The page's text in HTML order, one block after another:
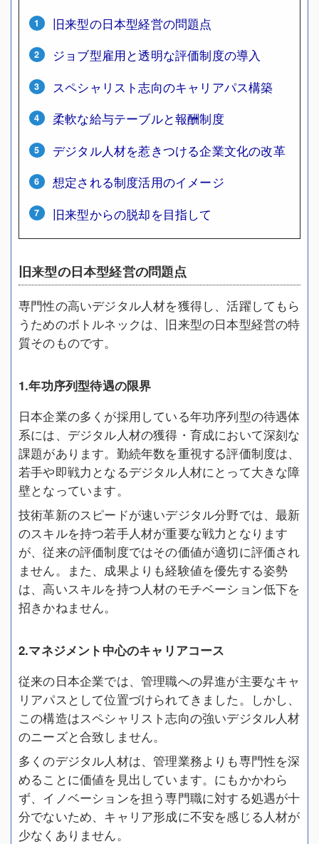
旧来型の日本型経営の問題点
ジョブ型雇用と透明な評価制度の導入
スペシャリスト志向のキャリアパス構築
柔軟な給与テーブルと報酬制度
デジタル人材を惹きつける企業文化の改革
想定される制度活用のイメージ
旧来型からの脱却を目指して
旧来型の日本型経営の問題点
専門性の高いデジタル人材を獲得し、活躍してもら
うためのボトルネックは、旧来型の日本型経営の特
質そのものです。
1.年功序列型待遇の限界
日本企業の多くが採用している年功序列型の待遇体
系には、デジタル人材の獲得・育成において深刻な
課題があります。勤続年数を重視する評価制度は、
若手や即戦力となるデジタル人材にとって大きな障
壁となっています。
技術革新のスピードが速いデジタル分野では、最新
のスキルを持つ若手人材が重要な戦力となります
が、従来の評価制度ではその価値が適切に評価され
ません。また、成果よりも経験値を優先する姿勢
は、高いスキルを持つ人材のモチベーション低下を
招きかねません。
2.マネジメント中心のキャリアコース
従来の日本企業では、管理職への昇進が主要なキャ
リアパスとして位置づけられてきました。しかし、
この構造はスペシャリスト志向の強いデジタル人材
のニーズと合致しません。
多くのデジタル人材は、管理業務よりも専門性を深
めることに価値を見出しています。にもかかわら
ず、イノベーションを担う専門職に対する処遇が十
分でないため、キャリア形成に不安を感じる人材が
少なくありません。